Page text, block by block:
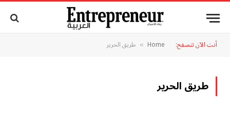
أنت الآن تتصفح: Home
» طريق الحرير
طريق الحرير